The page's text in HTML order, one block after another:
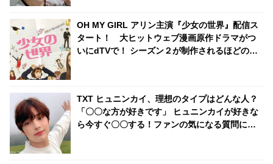
OH MY GIRL アリン主演『少女の世界』配信ス
タート！ 大ヒットウェブ漫画原作ドラマがつ
いにdTVで！ シーズン２が制作されるほどの人
TXT ヒュニンカイ、理想のタイプはどんな人？
「〇〇な方が好きです」 ヒュニンカイが好きな
ら今すぐ〇〇する！ファンの気になる質問に回